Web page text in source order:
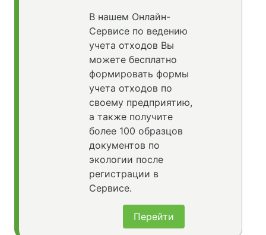
В нашем Онлайн-
Сервисе по ведению
учета отходов Вы
можете бесплатно
формировать формы
учета отходов по
своему предприятию,
а также получите
более 100 образцов
документов по
экологии после
регистрации в
Сервисе.
Перейти